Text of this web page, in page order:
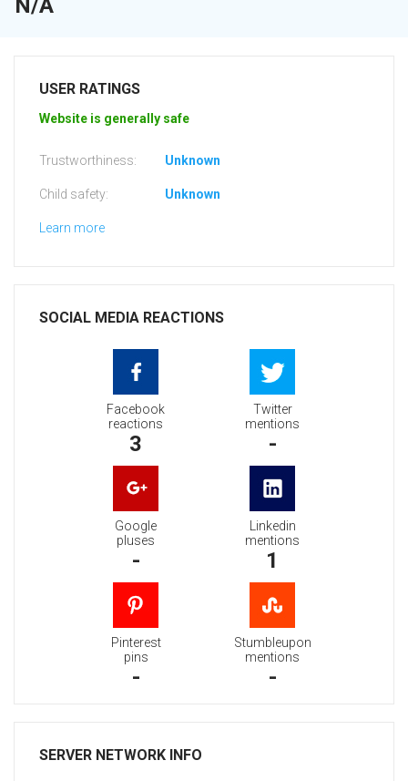
N/A
USER RATINGS
Website is generally safe
Trustworthiness: Unknown
Child safety: Unknown
Learn more
SOCIAL MEDIA REACTIONS
Facebook
reactions
3
Twitter
mentions
-
Google
pluses
-
Linkedin
mentions
1
Pinterest
pins
-
Stumbleupon
mentions
-
SERVER NETWORK INFO